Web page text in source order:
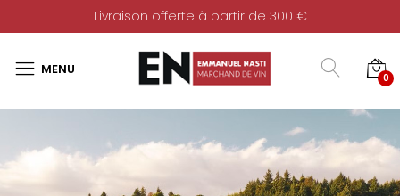
Livraison offerte à partir de 300 €
0